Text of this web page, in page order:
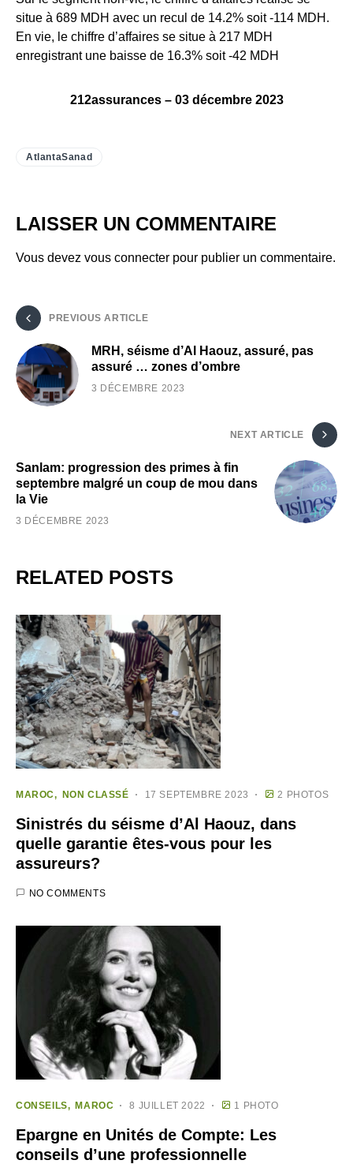
situe à 689 MDH avec un recul de 14.2% soit -114 MDH.
En vie, le chiffre d’affaires se situe à 217 MDH
enregistrant une baisse de 16.3% soit -42 MDH
212assurances – 03 décembre 2023
AtlantaSanad
LAISSER UN COMMENTAIRE
Vous devez vous connecter pour publier un commentaire.
PREVIOUS ARTICLE
MRH, séisme d’Al Haouz, assuré, pas
assuré … zones d’ombre
3 DÉCEMBRE 2023
NEXT ARTICLE
Sanlam: progression des primes à fin
septembre malgré un coup de mou dans
la Vie
3 DÉCEMBRE 2023
RELATED POSTS
MAROC NON CLASSÉ 17 SEPTEMBRE 2023 2 PHOTOS
Sinistrés du séisme d’Al Haouz, dans
quelle garantie êtes-vous pour les
assureurs?
NO COMMENTS
CONSEILS MAROC 8 JUILLET 2022 1 PHOTO
Epargne en Unités de Compte: Les
conseils d’une professionnelle